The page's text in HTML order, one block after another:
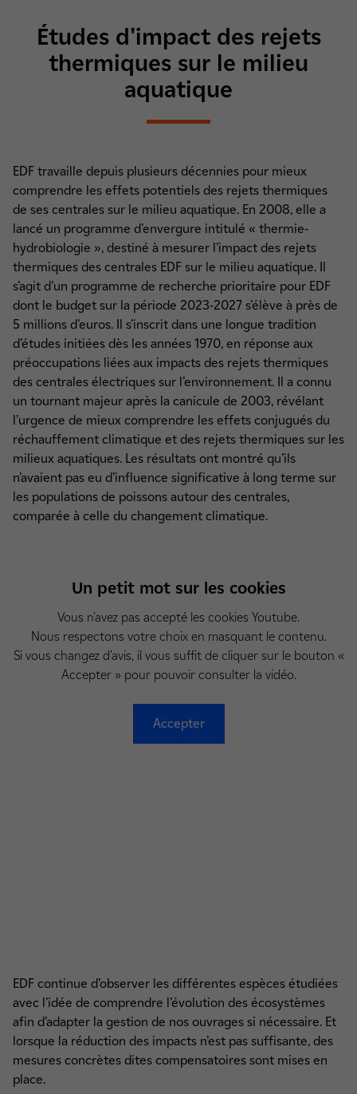
Études d'impact des rejets
thermiques sur le milieu
aquatique
EDF travaille depuis plusieurs décennies pour mieux
comprendre les effets potentiels des rejets thermiques
de ses centrales sur le milieu aquatique. En 2008, elle a
lancé un programme d’envergure intitulé « thermie-
hydrobiologie », destiné à mesurer l’impact des rejets
thermiques des centrales EDF sur le milieu aquatique. Il
s’agit d’un programme de recherche prioritaire pour EDF
dont le budget sur la période 2023-2027 s’élève à près de
5 millions d’euros. Il s’inscrit dans une longue tradition
d’études initiées dès les années 1970, en réponse aux
préoccupations liées aux impacts des rejets thermiques
des centrales électriques sur l’environnement. Il a connu
un tournant majeur après la canicule de 2003, révélant
l’urgence de mieux comprendre les effets conjugués du
réchauffement climatique et des rejets thermiques sur les
milieux aquatiques. Les résultats ont montré qu’ils
n’avaient pas eu d’influence significative à long terme sur
les populations de poissons autour des centrales,
comparée à celle du changement climatique.
EDF continue d’observer les différentes espèces étudiées
avec l’idée de comprendre l’évolution des écosystèmes
afin d’adapter la gestion de nos ouvrages si nécessaire. Et
lorsque la réduction des impacts n’est pas suffisante, des
mesures concrètes dites compensatoires sont mises en
place.
Un petit mot sur les cookies
Vous n'avez pas accepté les cookies Youtube.
Nous respectons votre choix en masquant le contenu.
Si vous changez d'avis, il vous suffit de cliquer sur le bouton «
Accepter » pour pouvoir consulter la vidéo.
Accepter